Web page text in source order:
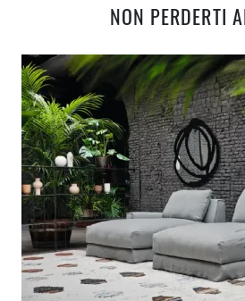
NON PERDERTI